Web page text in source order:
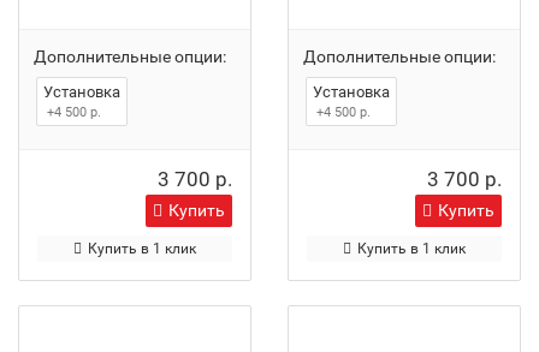
Дополнительные опции:
Установка
+4 500 р.
3 700 р.
Купить
Купить в 1 клик
Дополнительные опции:
Установка
+4 500 р.
3 700 р.
Купить
Купить в 1 клик